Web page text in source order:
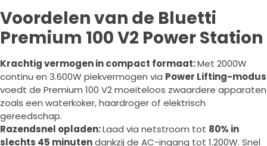
Voordelen van de Bluetti
Premium 100 V2 Power Station
Krachtig vermogen in compact formaat:Met 2000W
continu en 3.600W piekvermogen via Power Lifting-modus
voedt de Premium 100 V2 moeiteloos zwaardere apparaten
zoals een waterkoker, haardroger of elektrisch
gereedschap.
Razendsnel opladen:Laad via netstroom tot 80% in
slechts 45 minutendankzij de AC-ingang tot 1.200W. Snel